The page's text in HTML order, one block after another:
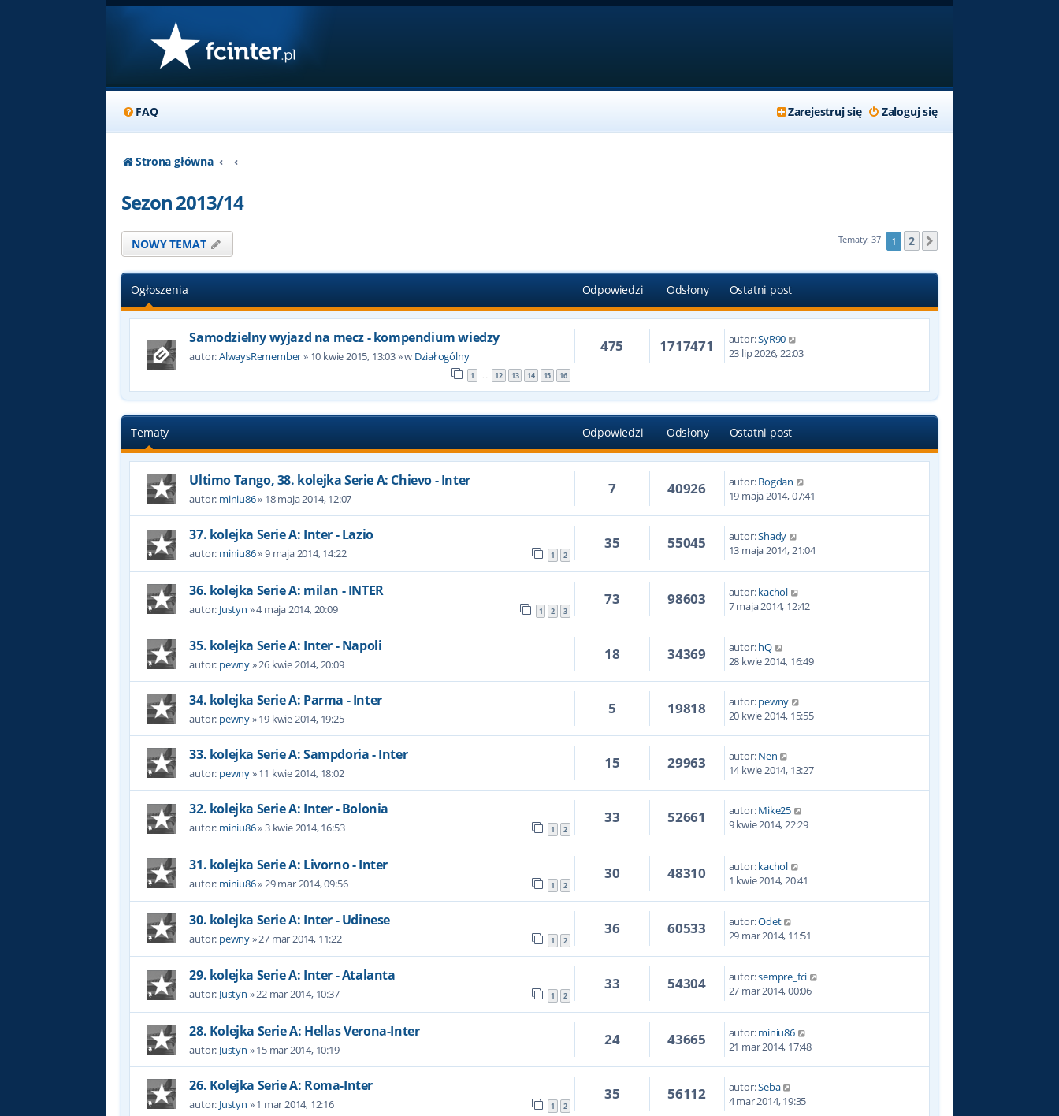
FAQ Zaloguj się
Zarejestruj się
Strona główna
Sezon 2013/14
NOWY TEMAT Tematy: 37 1 2
Ogłoszenia Odpowiedzi Odsłony Ostatni post
Samodzielny wyjazd na mecz - kompendium wiedzy
autor:AlwaysRemember» 10 kwie 2015, 13:03» w Dział ogólny
1 … 12 13 14 15 16
475 1717471 autor:SyR90
23 lip 2026, 22:03
Tematy Odpowiedzi Odsłony Ostatni post
Ultimo Tango, 38. kolejka Serie A: Chievo - Inter
autor: miniu86» 18 maja 2014, 12:07
7 40926 autor:Bogdan
19 maja 2014, 07:41
37. kolejka Serie A: Inter - Lazio
autor: miniu86»9 maja 2014, 14:22 1 2
35 55045 autor:Shady
13 maja 2014, 21:04
36. kolejka Serie A: milan - INTER
autor: Justyn »4 maja 2014, 20:09 1 2 3
73 98603 autor:kachol
7 maja 2014, 12:42
35. kolejka Serie A: Inter - Napoli
autor: pewny»26 kwie 2014, 20:09
18 34369 autor:hQ
28 kwie 2014, 16:49
34. kolejka Serie A: Parma - Inter
autor: pewny»19 kwie 2014, 19:25
5 19818 autor:pewny
20 kwie 2014, 15:55
33. kolejka Serie A: Sampdoria - Inter
autor: pewny»11 kwie 2014, 18:02
15 29963 autor:Nen
14 kwie 2014, 13:27
32. kolejka Serie A: Inter - Bolonia
autor: miniu86»3 kwie 2014, 16:53 1 2
33 52661 autor:Mike25
9 kwie 2014, 22:29
31. kolejka Serie A: Livorno - Inter
autor: miniu86» 29 mar 2014, 09:56 1 2
30 48310 autor:kachol
1 kwie 2014, 20:41
30. kolejka Serie A: Inter - Udinese
autor: pewny»27 mar 2014, 11:22 1 2
36 60533 autor:Odet
29 mar 2014, 11:51
29. kolejka Serie A: Inter - Atalanta
autor: Justyn »22 mar 2014, 10:37 1 2
33 54304 autor:sempre_fci
27 mar 2014, 00:06
28. Kolejka Serie A: Hellas Verona-Inter
autor: Justyn »15 mar 2014, 10:19
24 43665 autor:miniu86
21 mar 2014, 17:48
26. Kolejka Serie A: Roma-Inter
autor: Justyn »1 mar 2014, 12:16 1 2
35 56112 autor:Seba
4 mar 2014, 19:35